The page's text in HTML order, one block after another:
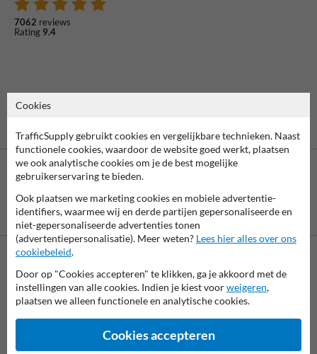
7062 reviews
Rating 9.4
Betaling achteraf
Neem contact met ons op
Wij zijn op werkdagen (van 8.00 tot 17.00) te bereiken op 038-
7920070.
Vragen? Stuur een e-mail naarinfo@trafficsupply.nlof vul het
formulier in en we reageren zo spoedig mogelijk.
Cookies
TrafficSupply gebruikt cookies en vergelijkbare technieken. Naast
functionele cookies, waardoor de website goed werkt, plaatsen
we ook analytische cookies om je de best mogelijke
gebruikerservaring te bieden.
Ook plaatsen we marketing cookies en mobiele advertentie-
identifiers, waarmee wij en derde partijen gepersonaliseerde en
niet-gepersonaliseerde advertenties tonen
(advertentiepersonalisatie). Meer weten? Lees hier alles over ons
cookiebeleid.
Door op "Cookies accepteren" te klikken, ga je akkoord met de
instellingen van alle cookies. Indien je kiest voorweigeren,
plaatsen we alleen functionele en analytische cookies.
Cookies accepteren